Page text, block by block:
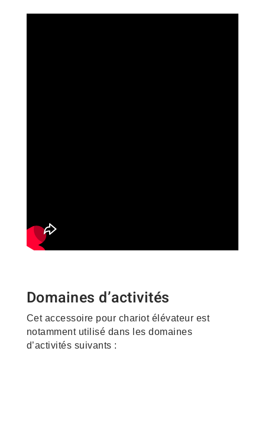
Domaines d’activités
Cet accessoire pour chariot élévateur est
notamment utilisé dans les domaines
d’activités suivants :